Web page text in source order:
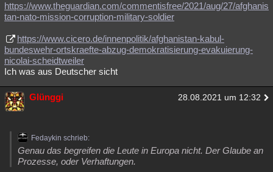
https://www.theguardian.com/commentisfree/2021/aug/27/afghanis
tan-nato-mission-corruption-military-soldier
https://www.cicero.de/innenpolitik/afghanistan-kabul-
bundeswehr-ortskraefte-abzug-demokratisierung-evakuierung-
nicolai-scheidtweiler
Ich was aus Deutscher sicht
Glünggi 28.08.2021 um 12:32
Fedaykin schrieb:
Genau das begreifen die Leute in Europa nicht. Der Glaube an
Prozesse, oder Verhaftungen.